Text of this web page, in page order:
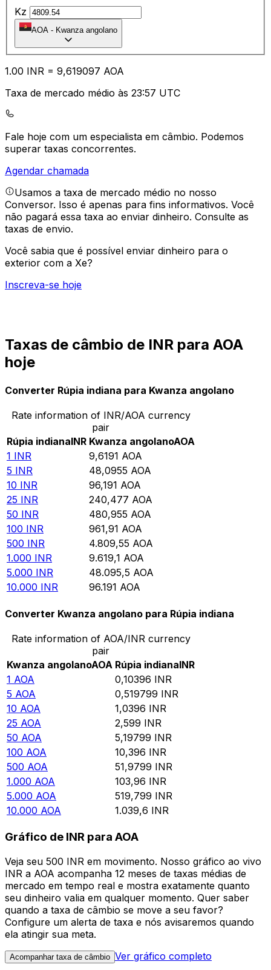
Kz
AOA - Kwanza angolano
1.00 INR = 9,619097 AOA
Taxa de mercado médio às 23:57 UTC
Fale hoje com um especialista em câmbio. Podemos
superar taxas concorrentes.
Agendar chamada
Usamos a taxa de mercado médio no nosso
Conversor. Isso é apenas para fins informativos. Você
não pagará essa taxa ao enviar dinheiro. Consulte as
taxas de envio.
Você sabia que é possível enviar dinheiro para o
exterior com a Xe?
Inscreva-se hoje
Taxas de câmbio de INR para AOA
hoje
Converter Rúpia indiana para Kwanza angolano
Rate information of INR/AOA currency
pair
Rúpia indianaINR Kwanza angolanoAOA
1 INR 9,6191 AOA
5 INR 48,0955 AOA
10 INR 96,191 AOA
25 INR 240,477 AOA
50 INR 480,955 AOA
100 INR 961,91 AOA
500 INR 4.809,55 AOA
1.000 INR 9.619,1 AOA
5.000 INR 48.095,5 AOA
10.000 INR 96.191 AOA
Converter Kwanza angolano para Rúpia indiana
Rate information of AOA/INR currency
pair
Kwanza angolanoAOA Rúpia indianaINR
1 AOA 0,10396 INR
5 AOA 0,519799 INR
10 AOA 1,0396 INR
25 AOA 2,599 INR
50 AOA 5,19799 INR
100 AOA 10,396 INR
500 AOA 51,9799 INR
1.000 AOA 103,96 INR
5.000 AOA 519,799 INR
10.000 AOA 1.039,6 INR
Gráfico de INR para AOA
Veja seu 500 INR em movimento. Nosso gráfico ao vivo
INR a AOA acompanha 12 meses de taxas médias de
mercado em tempo real e mostra exatamente quanto
seu dinheiro valia em qualquer momento. Quer saber
quando a taxa de câmbio se move a seu favor?
Configure um alerta de taxa e nós avisaremos quando
ela atingir sua meta.
Acompanhar taxa de câmbio Ver gráfico completo